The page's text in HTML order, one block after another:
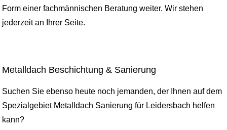
Form einer fachmännischen Beratung weiter. Wir stehen
jederzeit an Ihrer Seite.
Metalldach Beschichtung & Sanierung
Suchen Sie ebenso heute noch jemanden, der Ihnen auf dem
Spezialgebiet Metalldach Sanierung für Leidersbach helfen
kann?